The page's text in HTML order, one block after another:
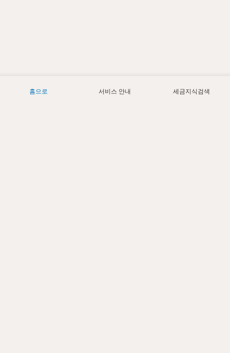
홈으로 서비스 안내 세금지식검색